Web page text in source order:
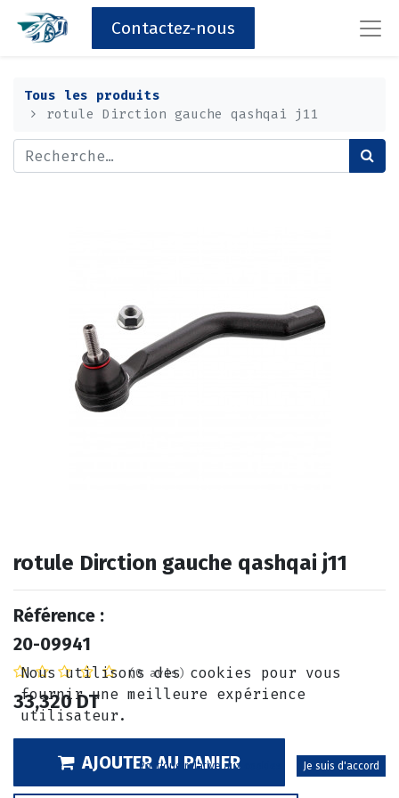
Contactez-nous
Tous les produits
rotule Dirction gauche qashqai j11
rotule Dirction gauche qashqai j11
Référence :
20-09941
(0 avis)
33,320DT
AJOUTER AU PANIER
Nous utilisons des cookies pour vous
fournir une meilleure expérience
utilisateur.
Politique relative aux cookies Je suis d'accord